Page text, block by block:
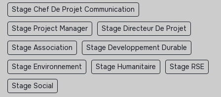
Contribuer à la mise en place d’événements culturels
en lien avec le quartier et ses acteur·rice·s
Communication
Participer à la communication externe via les réseaux
sociaux (posts/vidéos Instagram)
Contribuer à la communication interne (newsletters,
posts Slack)
Participation à la vie de la coopérative
Stage Chef De Projet Communication
Stage Project Manager Stage Directeur De Projet
Stage Association Stage Developpement Durable
Stage Environnement Stage Humanitaire Stage RSE
Stage Social